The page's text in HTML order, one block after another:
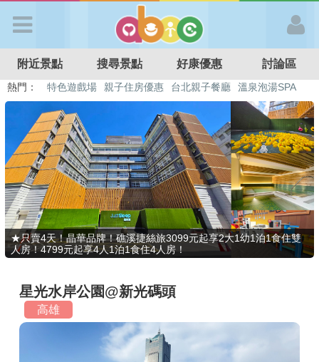
APP登入
首 頁
搜尋景點
好康優惠
最新消息
最新留言
附近景點 搜尋景點 好康優惠 討論區
熱門： 特色遊戲場 親子住房優惠 台北親子餐廳
溫泉泡湯SPA
溜滑梯民宿
觀光工廠 DIY摘果 日本親子景點
★只賣4天！晶華品牌！礁溪捷絲旅3099元起享2大1幼1泊1食住雙
人房！4799元起享4人1泊1食住4人房！
星光水岸公園@新光碼頭
高雄